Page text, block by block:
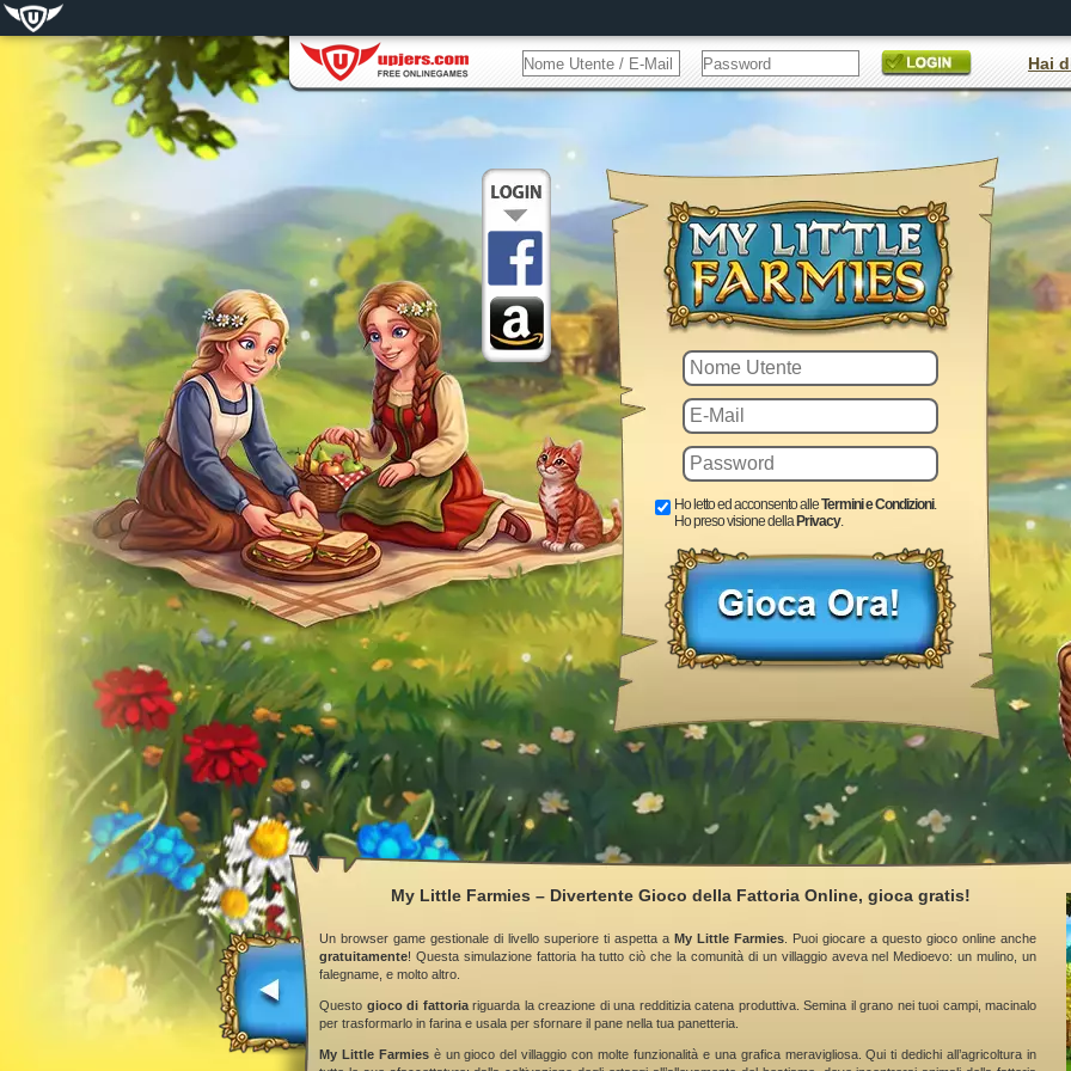
Ho letto ed acconsento alleTermini e Condizioni.
Ho preso visione della Privacy.
Hai
My Little Farmies – Divertente Gioco della Fattoria Online, gioca gratis!
Un browser game gestionale di livello superiore ti aspetta a My Little Farmies . Puoi giocare a questo gioco online anche
gratuitamente! Questa simulazione fattoria ha tutto ciò che la comunità di un villaggio aveva nel Medioevo: un mulino, un
falegname, e molto altro.
Questo gioco di fattoriariguarda la creazione di una redditizia catena produttiva. Semina il grano nei tuoi campi, macinalo
per trasformarlo in farina e usala per sfornare il pane nella tua panetteria.
My Little Farmiesè un gioco del villaggio con molte funzionalità e una grafica meravigliosa. Qui ti dedichi all’agricoltura in